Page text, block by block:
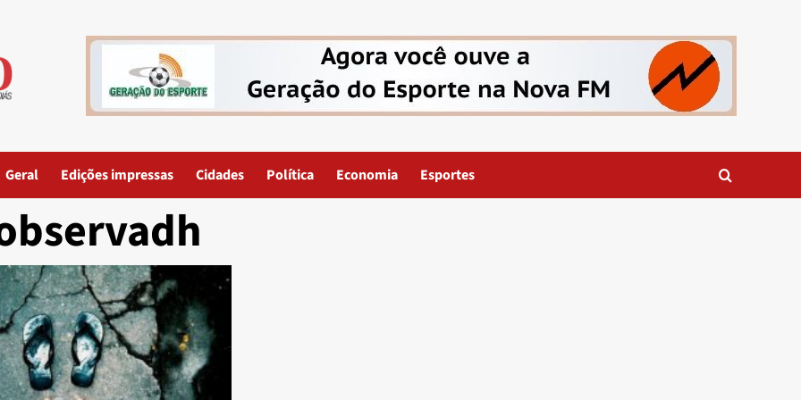
Geral Edições impressas Cidades Política Economia Esportes